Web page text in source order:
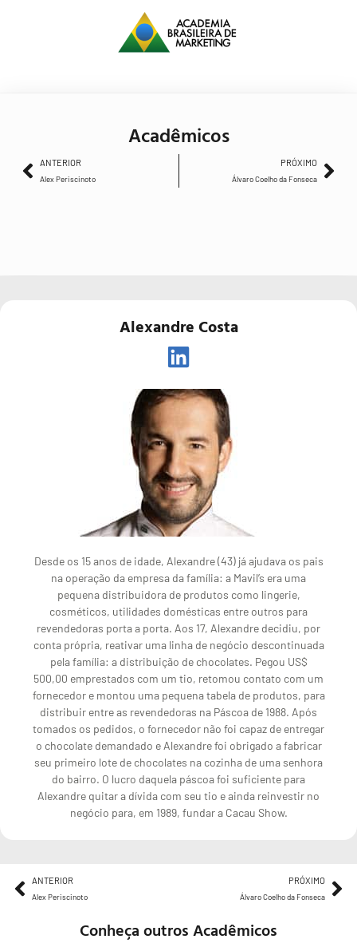
Acadêmicos
ANTERIOR
Alex Periscinoto
PRÓXIMO
Álvaro Coelho da Fonseca
Alexandre Costa
Desde os 15 anos de idade, Alexandre (43) já ajudava os pais
na operação da empresa da família: a Mavil’s era uma
pequena distribuidora de produtos como lingerie,
cosméticos, utilidades domésticas entre outros para
revendedoras porta a porta. Aos 17, Alexandre decidiu, por
conta própria, reativar uma linha de negócio descontinuada
pela família: a distribuição de chocolates. Pegou US$
500,00 emprestados com um tio, retomou contato com um
fornecedor e montou uma pequena tabela de produtos, para
distribuir entre as revendedoras na Páscoa de 1988. Após
tomados os pedidos, o fornecedor não foi capaz de entregar
o chocolate demandado e Alexandre foi obrigado a fabricar
seu primeiro lote de chocolates na cozinha de uma senhora
do bairro. O lucro daquela páscoa foi suficiente para
Alexandre quitar a dívida com seu tio e ainda reinvestir no
negócio para, em 1989, fundar a Cacau Show.
ANTERIOR
Alex Periscinoto
PRÓXIMO
Álvaro Coelho da Fonseca
Conheça outros Acadêmicos